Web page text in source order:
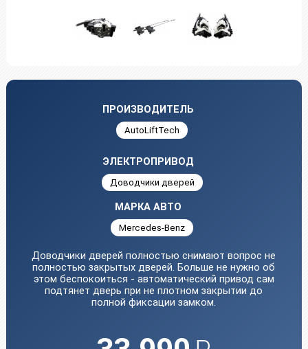
ПРОИЗВОДИТЕЛЬ
AutoLiftTech
ЭЛЕКТРОПРИВОД
Доводчики дверей
МАРКА АВТО
Mercedes-Benz
Доводчики дверей полностью снимают вопрос не
полностью закрытых дверей. Больше не нужно об
этом беспокоиться - автоматический привод сам
подтянет дверь при не плотном закрытии до
полной фиксации замком.